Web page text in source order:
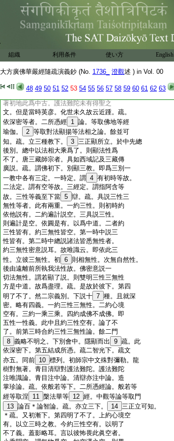
組織 利用条件 使い方 English
大方廣佛華嚴經隨疏演義鈔 (No. 1736_ 澄觀述 ) in Vol. 00
48 49 50 51 52 53 54 55 56 57 58 59 60 61 62 63
有二宗。又案西域記。唐三藏初遇龍樹宗
師。欲從學法。師令服藥求得長生。方能
窮究。三藏自思本欲求經。恐仙術不成辜
我夙願。遂不學此宗。乃學法相之宗。若藏
上義分齊云。法藏於文明年中。幸遇中
天竺國三藏法師地婆訶羅。唐言日照。於西
太原寺翻譯經論。躬親問之。故有憑矣。疏。
戒賢遠承下。第二雙釋所立。即爲二別。二
中文皆有五。一師資相承。二所憑經論。三正
顯所立。四彰了不了。五結成所憑。今初。戒
著初地此爲中古。護法難陀未有得聖之
文。但是當時英彦。化世未久故云近踵。疏。
依深密等者。二所憑經 1 論。等取佛地等經
瑜伽。
2 等取對法顯揚等法相之論。餘並可
知。疏。立三種教下。
3 三正顯所立。於中先總
後別。總中以法相大乘爲了。則顯法性爲
不了。唐三藏師宗者。具如西域記及三藏傳
廣説。疏。謂佛初下。別顯三教。即爲三別一
一教中各有三定。一時定。謂 4 有初時等故。
二法定。謂有空等故。三經定。謂指阿含等
故。三性等義至下當 5 辯。疏。具説三性三
無性等者。此有兩重。一約三性。則初時約
依他説有。二約遍計説空。三具説三性。
則遍計是空。依圓是有。以爲中道。二者約
三性皆有。約三無性皆空。第一時中説三
性皆有。第二時中總説諸法皆悉無性者。
約三無性密意説耳。故唯識云。即依此三
性。立彼三無性。初 6 則相無性。次無自然性。
後由遠離前所執我法性故。佛密意説一
切法無性。謂若顯了説。則雙明三性三無性
方是中道。故爲盡理。疏。是故於彼下。第四
明了不了。然二宗義別。下説十 7 種。且就深
密。略有四義。一約三性三無性。二約心境
空有。三約一乘三乘。四約成佛不成佛。即
五性一性義。此中且約三性空有。論了不
了。前第三時合約三性三無性論。餘二門
8 義略不明之。下別會中。隱顯而出 9 疏。此
依深密下。第五結成所憑。疏二智光下。疏文
亦五。同前 10 標列。初師宗中文殊對彌勒。龍
樹對無著。青目清辯對護法難陀。護法難陀
注唯識論。青目注中論。清辯亦注中論。造
掌珍論。疏。依般若等下。二所憑經論。般若等
經等取涅
11 槃法華等 12 經。中觀等論等取門
13 論百＊論智論。疏。亦立三下。 14 三正立可知。
＊疏。又初漸下。第四明了不了。上約心境空
有。以立三時之教。今約三性空有。以明了
不了義。蓋影略耳。言以彼怖畏此眞空者。